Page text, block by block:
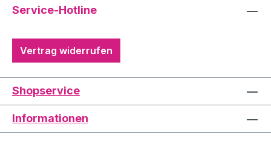
Service-Hotline
Vertrag widerrufen
Shopservice
Informationen